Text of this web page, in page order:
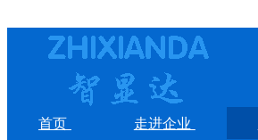
首页 走进企业